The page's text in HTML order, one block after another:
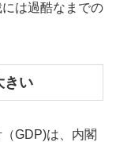
は過酷なまでの
きい
GDP)は、内閣